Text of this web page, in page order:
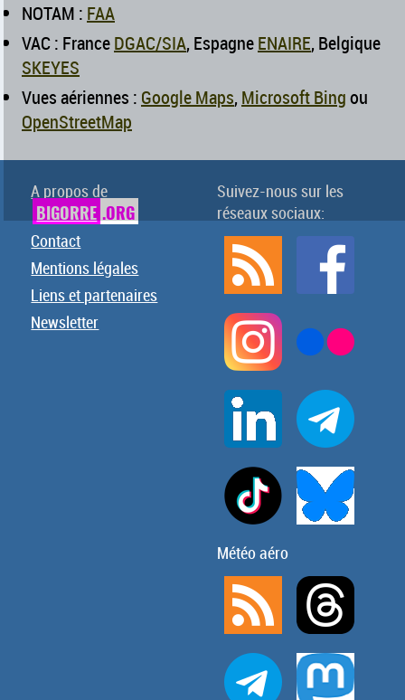
NOTAM : FAA
VAC : FranceDGAC/SIA, EspagneENAIRE, Belgique
SKEYES
Vues aériennes : Google Maps, Microsoft Bingou
OpenStreetMap
A propos de
BIGORRE .ORG
Contact
Mentions légales
Liens et partenaires
Newsletter
Suivez-nous sur les
réseaux sociaux:
Météo aéro